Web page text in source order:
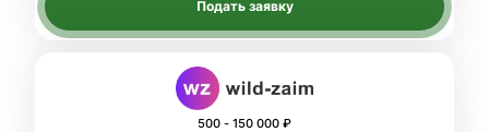
Подать заявку
500 - 150 000 ₽